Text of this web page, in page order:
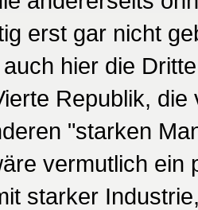
erst gar nicht
hier die
Republik,
"starken
vermutlich ein
starker